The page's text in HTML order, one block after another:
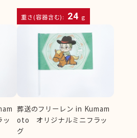
重さ(容器含む): 24 g
葬送のフリーレン in Kumam
oto オリジナルミニフラッ
グ